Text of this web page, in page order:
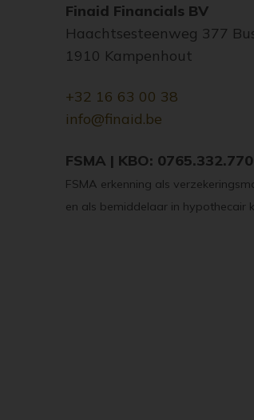
Finaid Financials BV
Haachtsesteenweg 377
1910 Kampenhout
+32 16 63 00 38
info@finaid.be
FSMA | KBO: 0765.332.770
FSMA erkenning als
en als bemiddelaar in hypothecair